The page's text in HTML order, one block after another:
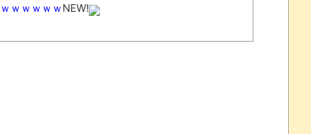
ｗｗｗｗｗNEW!
コが（ノ∇`）
全乗客困惑の音声がこちらｗｗｗｗｗｗ
キャラの目が死んでいると話題にｗｗ